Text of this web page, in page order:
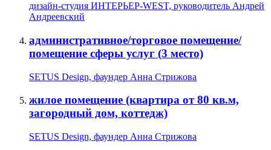
дизайн-студия ИНТЕРЬЕР-WEST, руководитель Андрей
Андреевский
административное/торговое помещение/
помещение сферы услуг (3 место)
SETUS Design, фаундер Анна Стрижова
жилое помещение (квартира от 80 кв.м,
загородный дом, коттедж)
SETUS Design, фаундер Анна Стрижова